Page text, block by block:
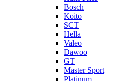
Bosch
Koito
SCT
Hella
Valeo
Dawoo
GT
Master Sport
Platinum